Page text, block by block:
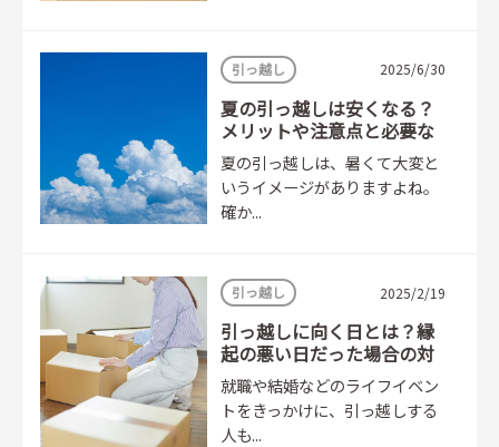
引っ越し 2025/6/30
夏の引っ越しは安くなる？
メリットや注意点と必要な
対策
夏の引っ越しは、暑くて大変と
いうイメージがありますよね。
確か...
引っ越し 2025/2/19
引っ越しに向く日とは？縁
起の悪い日だった場合の対
策も紹介
就職や結婚などのライフイベン
トをきっかけに、引っ越しする
人も...